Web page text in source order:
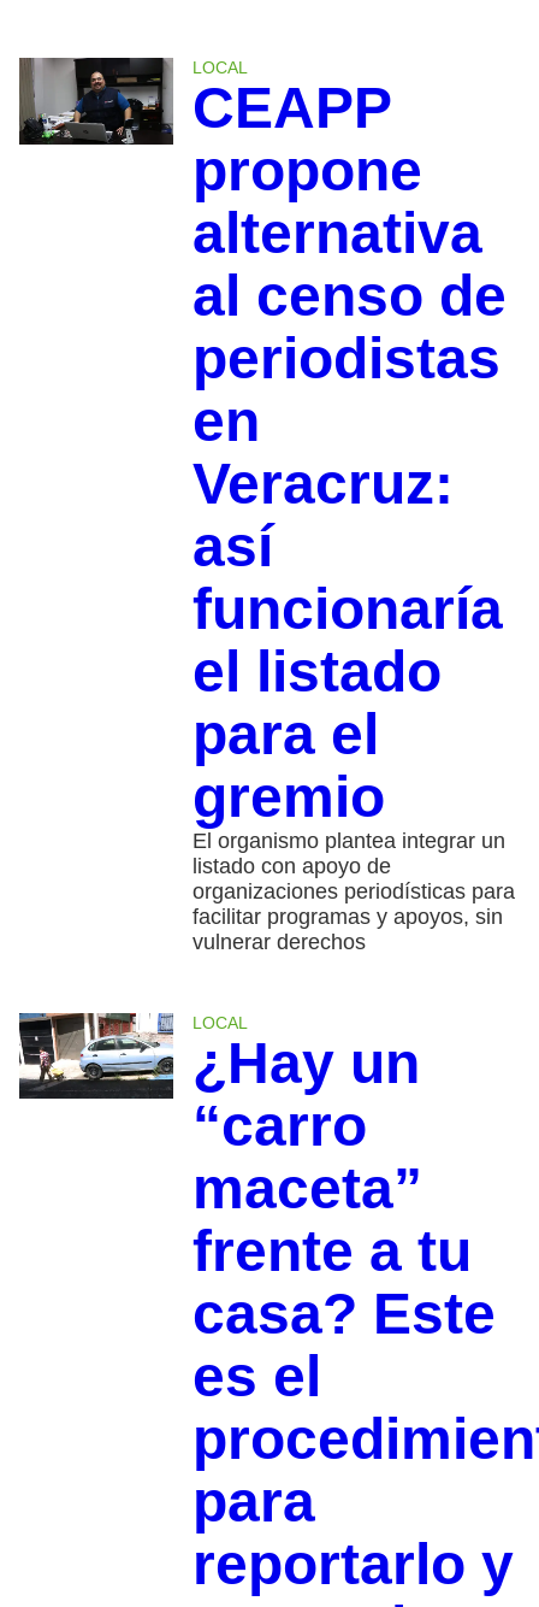
LOCAL
CEAPP
propone
alternativa
al censo de
periodistas
en
Veracruz:
así
funcionaría
el listado
para el
gremio
El organismo plantea integrar un
listado con apoyo de
organizaciones periodísticas para
facilitar programas y apoyos, sin
vulnerar derechos
LOCAL
¿Hay un
“carro
maceta”
frente a tu
casa? Este
es el
para
reportarlo y